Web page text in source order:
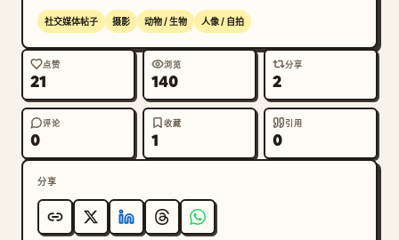
社交媒体帖子 摄影 动物 / 生物 人像 / 自拍
点赞
21
浏览
140
分享
2
评论
0
收藏
1
引用
0
分享